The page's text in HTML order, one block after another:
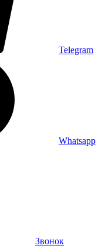
Telegram
Whatsapp
Звонок